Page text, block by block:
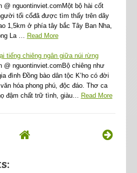
@ nguontinviet.comMột bộ hài cốt
tối cổđã được tìm thấy trên dãy
1,5km ở phía tây bắc Tây Ban Nha,
La …
Read More
tiếng chiêng ngân giữa núi rừng
@ nguontinviet.comBộ chiêng như
đình Đồng bào dân tộc K’ho có đời
hóa phong phú, độc đáo. Thơ ca
đậm chất trữ tình, giàu…
Read More